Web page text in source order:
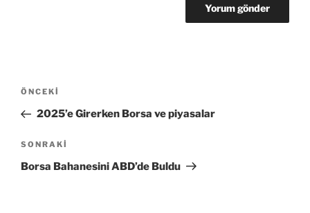
Yazı
Önceki
Yazı
ÖNCEKI
2025’e Girerken Borsa ve piyasalar
Sonraki
Yazı
SONRAKI
Borsa Bahanesini ABD’de Buldu